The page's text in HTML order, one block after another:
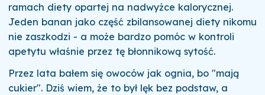
ramach diety opartej na nadwyżce kalorycznej.
Jeden banan jako część zbilansowanej diety nikomu
nie zaszkodzi - a może bardzo pomóc w kontroli
apetytu właśnie przez tę błonnikową sytość.
Przez lata bałem się owoców jak ognia, bo "mają
cukier". Dziś wiem, że to był lęk bez podstaw, a